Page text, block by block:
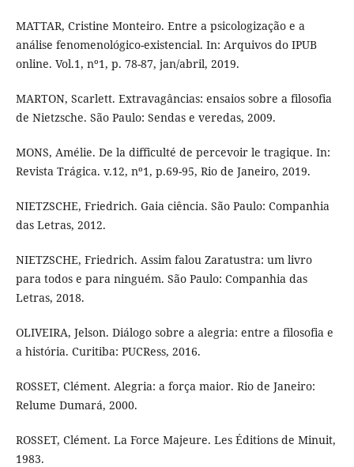
MATTAR, Cristine Monteiro. Entre a psicologização e a
análise fenomenológico-existencial. In: Arquivos do IPUB
online. Vol.1, nº1, p. 78-87, jan/abril, 2019.
MARTON, Scarlett. Extravagâncias: ensaios sobre a filosofia
de Nietzsche. São Paulo: Sendas e veredas, 2009.
MONS, Amélie. De la difficulté de percevoir le tragique. In:
Revista Trágica. v.12, nº1, p.69-95, Rio de Janeiro, 2019.
NIETZSCHE, Friedrich. Gaia ciência. São Paulo: Companhia
das Letras, 2012.
NIETZSCHE, Friedrich. Assim falou Zaratustra: um livro
para todos e para ninguém. São Paulo: Companhia das
Letras, 2018.
OLIVEIRA, Jelson. Diálogo sobre a alegria: entre a filosofia e
a história. Curitiba: PUCRess, 2016.
ROSSET, Clément. Alegria: a força maior. Rio de Janeiro:
Relume Dumará, 2000.
ROSSET, Clément. La Force Majeure. Les Éditions de Minuit,
1983.